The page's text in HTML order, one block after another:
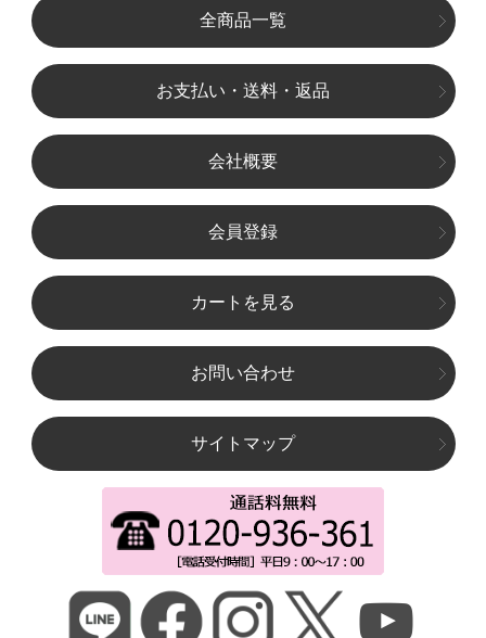
全商品一覧
お支払い・送料・返品
会社概要
会員登録
カートを見る
お問い合わせ
サイトマップ